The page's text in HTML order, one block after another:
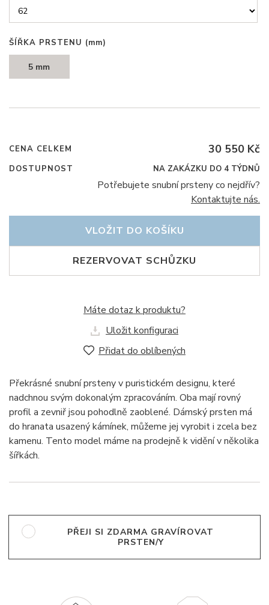
ŠÍŘKA PRSTENU (mm)
5 mm
CENA CELKEM 30 550 Kč
DOSTUPNOST NA ZAKÁZKU DO 4 TÝDNŮ
Potřebujete snubní prsteny co nejdřív?
Kontaktujte nás.
REZERVOVAT SCHŮZKU
VLOŽIT DO KOŠÍKU
Máte dotaz k produktu?
Uložit konfiguraci
Přidat do oblíbených
Překrásné snubní prsteny v puristickém designu, které
nadchnou svým dokonalým zpracováním. Oba mají rovný
profil a zevniř jsou pohodlně zaoblené. Dámský prsten má
do hranata usazený kámínek, můžeme jej vyrobit i zcela bez
kamenu. Tento model máme na prodejně k vidění v několika
šířkách.
PŘEJI SI ZDARMA GRAVÍROVAT
PRSTEN/Y